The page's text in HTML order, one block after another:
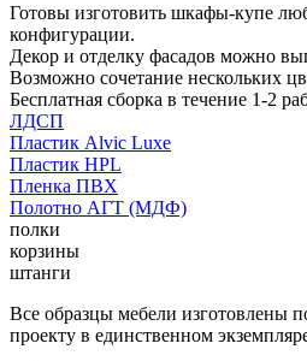
Готовы изготовить шкафы-купе
конфигурации.
Декор и отделку фасадов можно
Возможно сочетание нескольких
Бесплатная сборка в течение 1-2
ЛДСП
Пластик Alvic Luxe
Пластик HPL
Пленка ПВХ
Полотно АГТ (МДФ)
полки
корзины
штанги
Все образцы мебели изготовлены
проекту в единственном